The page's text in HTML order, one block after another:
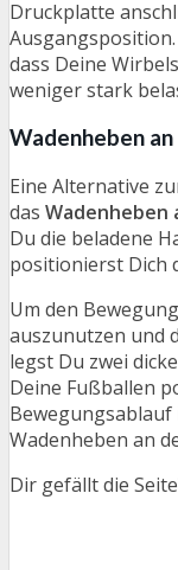
Druckplatte
dass Deine
weniger stark
Wadenheben
Eine Alternative
das Wadenheben
Du die beladene
positionierst Dich
Um den
auszunutzen und
legst Du zwei
Deine Fußballen
Wadenheben an
Dir gefällt die